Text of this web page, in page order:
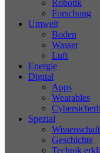
Robotik
Forschung
Umwelt
Boden
Wasser
Luft
Energie
Digital
Apps
Wearables
Spezial
Geschichte
Technik